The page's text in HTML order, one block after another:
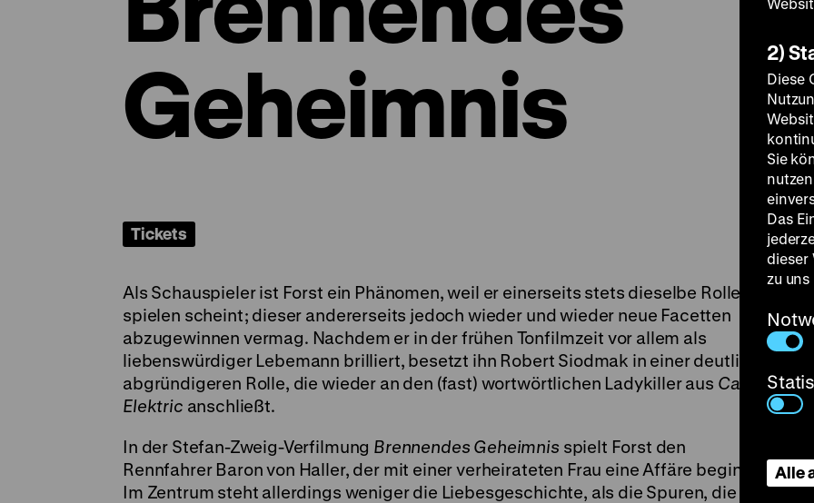
Geheimnis
Tickets
Als Schauspieler ist Forst ein Phänomen, weil er einerseits stets dieselbe Rolle zu
spielen scheint; dieser andererseits jedoch wieder und wieder neue Facetten
abzugewinnen vermag. Nachdem er in der frühen Tonfilmzeit vor allem als
liebenswürdiger Lebemann brilliert, besetzt ihn Robert Siodmak in einer deutlich
abgründigeren Rolle, die wieder an den (fast) wortwörtlichen Ladykiller aus Café
Elektric anschließt.
In der Stefan-Zweig-Verfilmung Brennendes Geheimnis spielt Forst den
Rennfahrer Baron von Haller, der mit einer verheirateten Frau eine Affäre beginnt.
Im Zentrum steht allerdings weniger die Liebesgeschichte, als die Spuren, die
2)
Diese
Sie
Das
dieser
zu uns
Alle